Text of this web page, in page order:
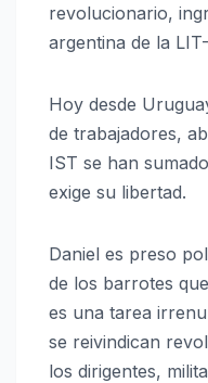
revolucionario,
argentina de la
Hoy desde
de trabajadores,
IST se han
exige su libertad.
Daniel es preso
de los barrotes
es una tarea
se reivindican
los dirigentes,